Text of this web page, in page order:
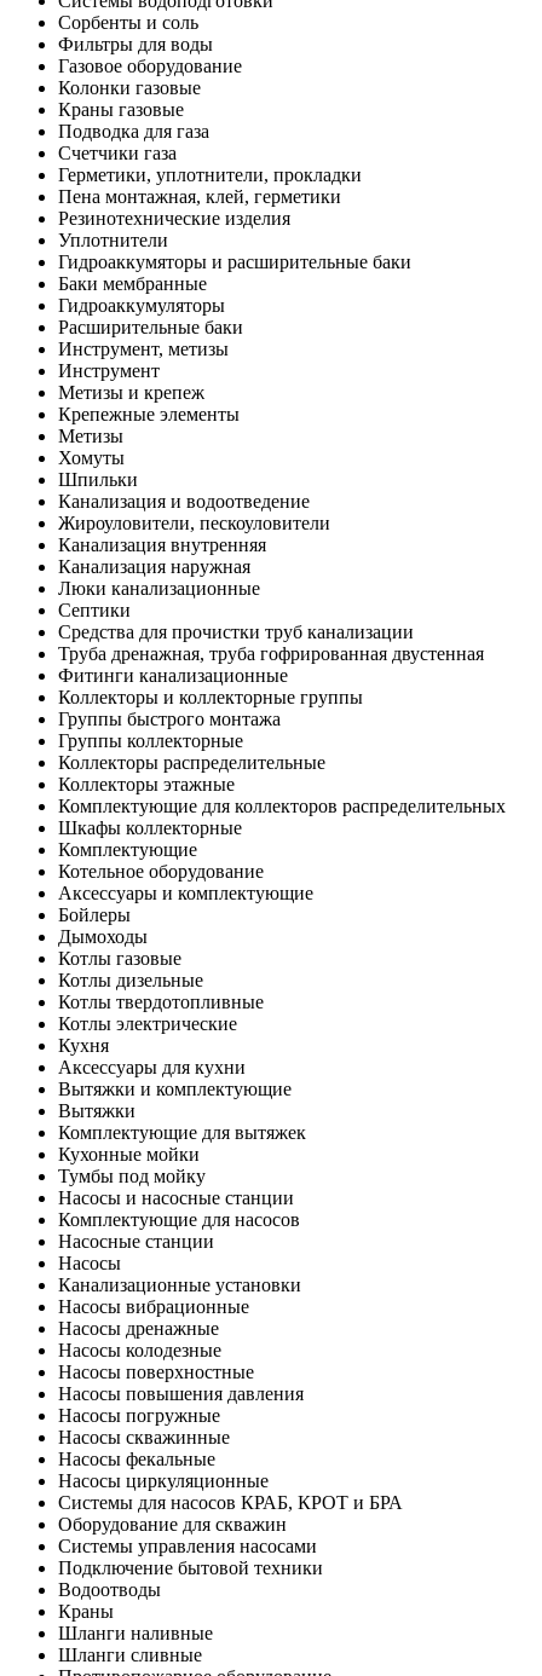
Сорбенты и соль
Фильтры для воды
Газовое оборудование
Колонки газовые
Краны газовые
Подводка для газа
Счетчики газа
Герметики, уплотнители, прокладки
Пена монтажная, клей, герметики
Резинотехнические изделия
Уплотнители
Гидроаккумяторы и расширительные баки
Баки мембранные
Гидроаккумуляторы
Расширительные баки
Инструмент, метизы
Инструмент
Метизы и крепеж
Крепежные элементы
Метизы
Хомуты
Шпильки
Канализация и водоотведение
Жироуловители, пескоуловители
Канализация внутренняя
Канализация наружная
Люки канализационные
Септики
Средства для прочистки труб канализации
Труба дренажная, труба гофрированная двустенная
Фитинги канализационные
Коллекторы и коллекторные группы
Группы быстрого монтажа
Группы коллекторные
Коллекторы распределительные
Коллекторы этажные
Комплектующие для коллекторов распределительных
Шкафы коллекторные
Комплектующие
Котельное оборудование
Аксессуары и комплектующие
Бойлеры
Дымоходы
Котлы газовые
Котлы дизельные
Котлы твердотопливные
Котлы электрические
Кухня
Аксессуары для кухни
Вытяжки и комплектующие
Вытяжки
Комплектующие для вытяжек
Кухонные мойки
Тумбы под мойку
Насосы и насосные станции
Комплектующие для насосов
Насосные станции
Насосы
Канализационные установки
Насосы вибрационные
Насосы дренажные
Насосы колодезные
Насосы поверхностные
Насосы повышения давления
Насосы погружные
Насосы скважинные
Насосы фекальные
Насосы циркуляционные
Системы для насосов КРАБ, КРОТ и БРА
Оборудование для скважин
Системы управления насосами
Подключение бытовой техники
Водоотводы
Краны
Шланги наливные
Шланги сливные